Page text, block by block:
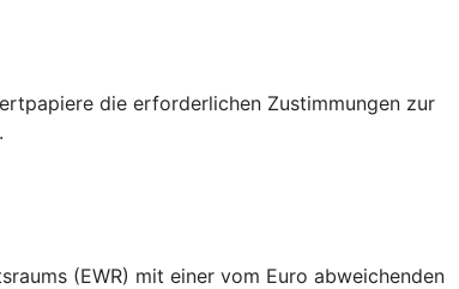
die erforderlichen Zustimmungen zur
(EWR) mit einer vom Euro abweichenden